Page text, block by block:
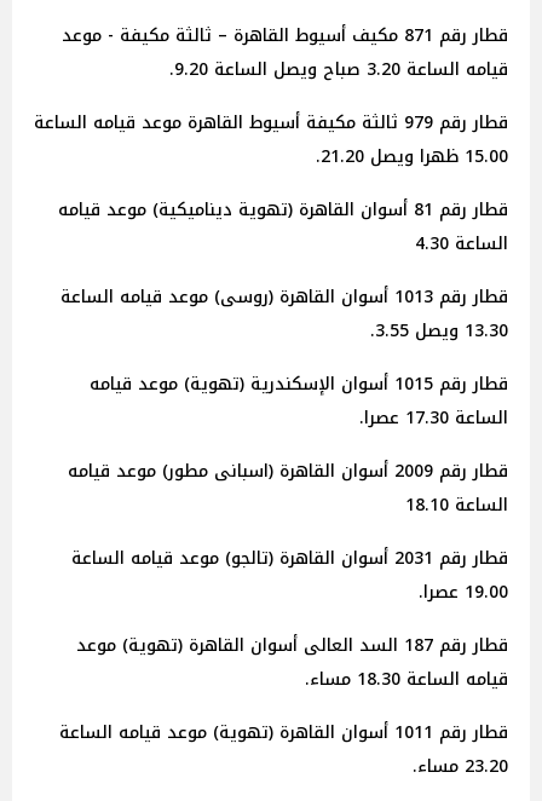
قطار رقم 871 مكيف أسيوط القاهرة – ثالثة مكيفة - موعد
قيامه الساعة 3.20 صباح ويصل الساعة 9.20.
قطار رقم 979 ثالثة مكيفة أسيوط القاهرة موعد قيامه الساعة
15.00 ظهرا ويصل 21.20.
قطار رقم 81 أسوان القاهرة (تهوية ديناميكية) موعد قيامه
الساعة 4.30
قطار رقم 1013 أسوان القاهرة (روسى) موعد قيامه الساعة
13.30 ويصل 3.55.
قطار رقم 1015 أسوان الإسكندرية (تهوية) موعد قيامه
الساعة 17.30 عصرا.
قطار رقم 2009 أسوان القاهرة (اسبانى مطور) موعد قيامه
الساعة 18.10
قطار رقم 2031 أسوان القاهرة (تالجو) موعد قيامه الساعة
19.00 عصرا.
قطار رقم 187 السد العالى أسوان القاهرة (تهوية) موعد
قيامه الساعة 18.30 مساء.
قطار رقم 1011 أسوان القاهرة (تهوية) موعد قيامه الساعة
23.20 مساء.